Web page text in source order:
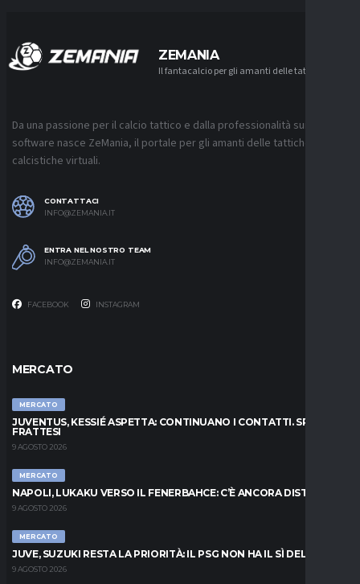
ZEMANIA
Il fantacalcio per gli amanti delle tattiche
Da una passione per il calcio tattico e dalla professionalità sui
software nasce ZeMania, il portale per gli amanti delle tattiche
calcistiche virtuali.
CONTATTACI
INFO@ZEMANIA.IT
ENTRA NEL NOSTRO TEAM
INFO@ZEMANIA.IT
FACEBOOK INSTAGRAM
MERCATO
MERCATO
JUVENTUS, KESSIÉ ASPETTA: CONTINUANO I CONTATTI. SPUNTA
FRATTESI
9 AGOSTO 2026
MERCATO
NAPOLI, LUKAKU VERSO IL FENERBAHCE: C’È ANCORA DISTANZA
9 AGOSTO 2026
MERCATO
JUVE, SUZUKI RESTA LA PRIORITÀ: IL PSG NON HA IL SÌ DEL PARMA
9 AGOSTO 2026